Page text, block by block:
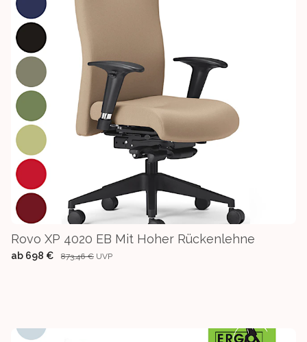
Rovo XP 4020 EB Mit Hoher Rückenlehne
ab 698 € 873,46 € UVP